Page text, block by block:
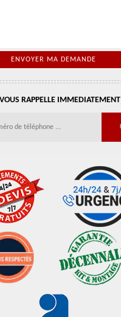
RAPPELLE IMMEDIATEMENT